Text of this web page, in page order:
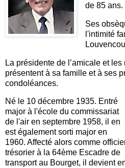
de 85 ans.
Ses
l'intimité
La présidente de l’amicale et
présentent à sa famille et à ses
condoléances.
Né le 10 décembre 1935. Entré
major à l'école du commissariat
de l'air en septembre 1958, il en
est également sorti major en
1960. Affecté alors comme
trésorier à la 64ème Escadre de
transport au Bourget, il devient